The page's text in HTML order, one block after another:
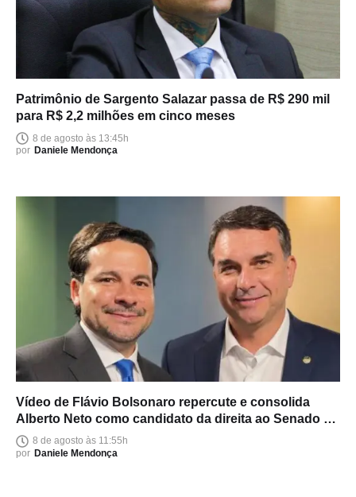
Patrimônio de Sargento Salazar passa de R$ 290 mil
para R$ 2,2 milhões em cinco meses
8 de agosto às 13:45h
por Daniele Mendonça
Vídeo de Flávio Bolsonaro repercute e consolida
Alberto Neto como candidato da direita ao Senado no
Amazonas
8 de agosto às 11:55h
por Daniele Mendonça